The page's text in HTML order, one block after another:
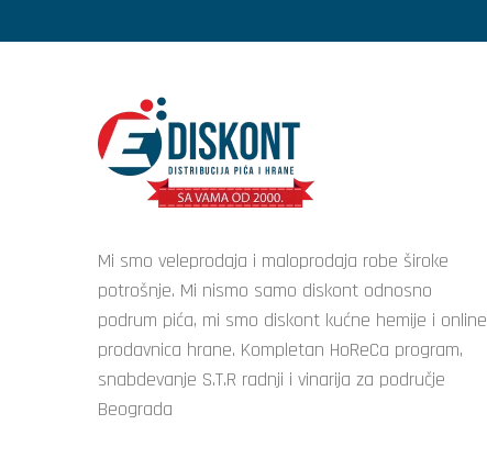
Mi smo veleprodaja i maloprodaja robe široke
potrošnje. Mi nismo samo diskont odnosno
podrum pića, mi smo diskont kućne hemije i online
prodavnica hrane. Kompletan HoReCa program,
snabdevanje S.T.R radnji i vinarija za područje
Beograda